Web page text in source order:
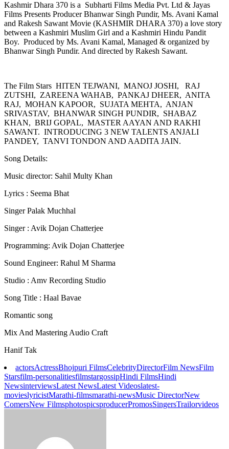
Kashmir Dhara 370 is a Subharti Films Media Pvt. Ltd & Jayas
Films Presents Producer Bhanwar Singh Pundir, Ms. Avani Kamal
and Rakesh Sawant Movie (KASHMIR DHARA 370) a love story
between a Kashmiri Muslim Girl and a Kashmiri Hindu Pandit
Boy. Produced by Ms. Avani Kamal, Managed & organized by
Bhanwar Singh Pundir. And directed by Rakesh Sawant.
The Film Stars HITEN TEJWANI, MANOJ JOSHI, RAJ
ZUTSHI, ZAREENA WAHAB, PANKAJ DHEER, ANITA
RAJ, MOHAN KAPOOR, SUJATA MEHTA, ANJAN
SRIVASTAV, BHANWAR SINGH PUNDIR, SHABAZ
KHAN, BRIJ GOPAL, MASTER AAYAN AND RAKHI
SAWANT. INTRODUCING 3 NEW TALENTS ANJALI
PANDEY, TANVI TONDON AND AADITA JAIN.
Song Details:
Music director: Sahil Multy Khan
Lyrics : Seema Bhat
Singer Palak Muchhal
Singer : Avik Dojan Chatterjee
Programming: Avik Dojan Chatterjee
Sound Engineer: Rahul M Sharma
Studio : Amv Recording Studio
Song Title : Haal Bavae
Romantic song
Mix And Mastering Audio Craft
Hanif Tak
actorsActressBhojpuri FilmsCelebrityDirectorFilm NewsFilm
Starsfilm-personalitiesfilmstargossipHindi FilmsHindi
NewsinterviewsLatest NewsLatest Videoslatest-
movieslyricistMarathi-filmsmarathi-newsMusic DirectorNew
ComersNew FilmsphotospicsproducerPromosSingersTrailorvideos